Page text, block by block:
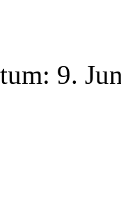
9.